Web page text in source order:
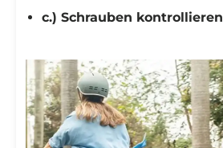
c.) Schrauben kontrollieren